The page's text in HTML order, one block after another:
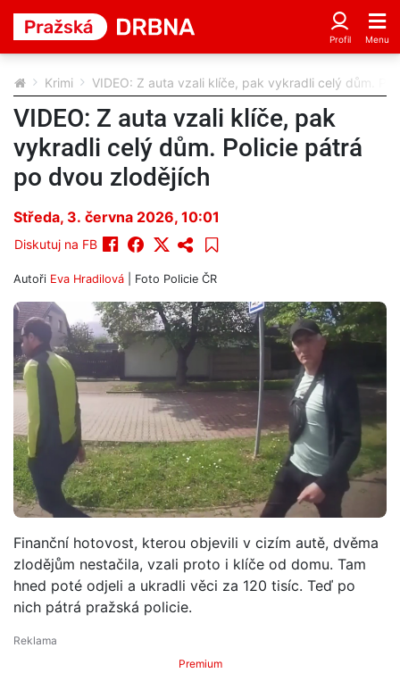
Krimi VIDEO: Z auta vzali klíče, pak vykradli celý dům.
VIDEO: Z auta vzali klíče, pak
vykradli celý dům. Policie pátrá
po dvou zlodějích
Středa, 3. června 2026, 10:01
Diskutuj na FB
Autoři Eva Hradilová | Foto Policie ČR
Finanční hotovost, kterou objevili v cizím autě, dvěma
zlodějům nestačila, vzali proto i klíče od domu. Tam
hned poté odjeli a ukradli věci za 120 tisíc. Teď po
nich pátrá pražská policie.
Premium